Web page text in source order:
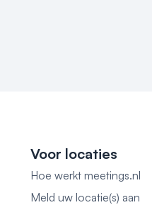
Voor locaties
Hoe werkt meetings.nl
Meld uw locatie(s) aan